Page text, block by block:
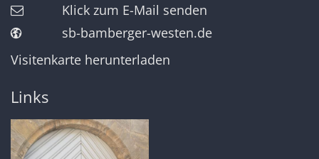
Klick zum E-Mail senden
sb-bamberger-westen.de
Visitenkarte herunterladen
Links